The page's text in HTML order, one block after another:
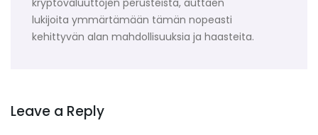
lukijoita ymmärtämään tämän nopeasti
kehittyvän alan mahdollisuuksia ja haasteita.
Leave a Reply